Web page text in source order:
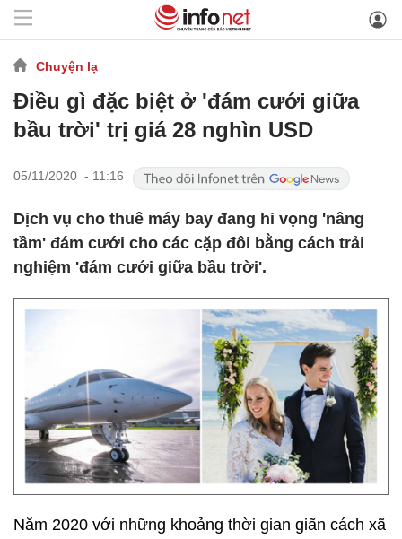
Chuyện lạ
Điều gì đặc biệt ở 'đám cưới giữa
bầu trời' trị giá 28 nghìn USD
05/11/2020 - 11:16
Dịch vụ cho thuê máy bay đang hi vọng 'nâng
tầm' đám cưới cho các cặp đôi bằng cách trải
nghiệm 'đám cưới giữa bầu trời'.
Năm 2020 với những khoảng thời gian giãn cách xã